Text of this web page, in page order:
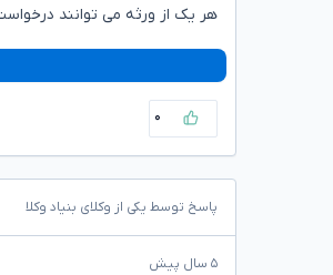
هر یک از ورثه می توانند
۰
پاسخ توسط یکی از وکلای بنیاد وکلا
۵ سال پیش